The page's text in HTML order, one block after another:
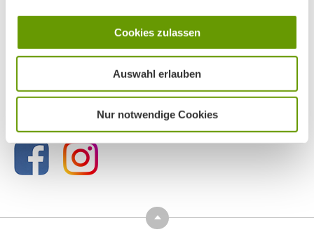
Cookies zulassen
Auswahl erlauben
Nur notwendige Cookies
BN MÜNCHEN AUF SOCIAL MEDIA
Top